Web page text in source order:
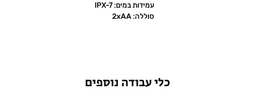
עמידות במים: IPX-7
סוללה: 2xAA
כלי עבודה נוספים